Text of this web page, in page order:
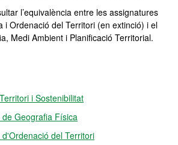
l’equivalència entre les assignatures
i Ordenació del Territori (en extinció) i el
Medi Ambient i Planificació Territorial.
i Sostenibilitat
Geografia Física
del Territori